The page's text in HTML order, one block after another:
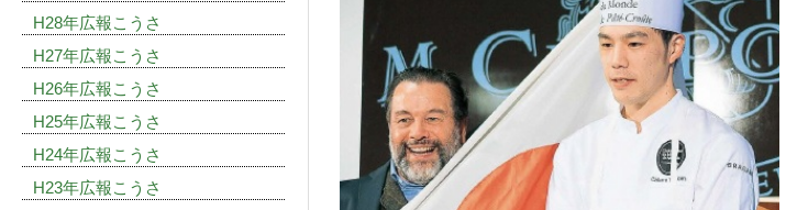
H28年広報こうさ
H27年広報こうさ
H26年広報こうさ
H25年広報こうさ
H24年広報こうさ
H23年広報こうさ